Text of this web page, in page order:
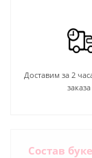
Доставим за 2
заказа
Состав